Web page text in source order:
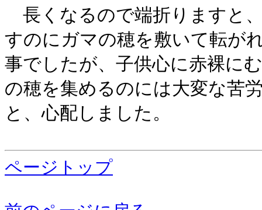
長くなるので端折りますと
すのにガマの穂を敷いて転が
事でしたが、子供心に赤裸に
の穂を集めるのには大変な苦
と、心配しました。
ページトップ